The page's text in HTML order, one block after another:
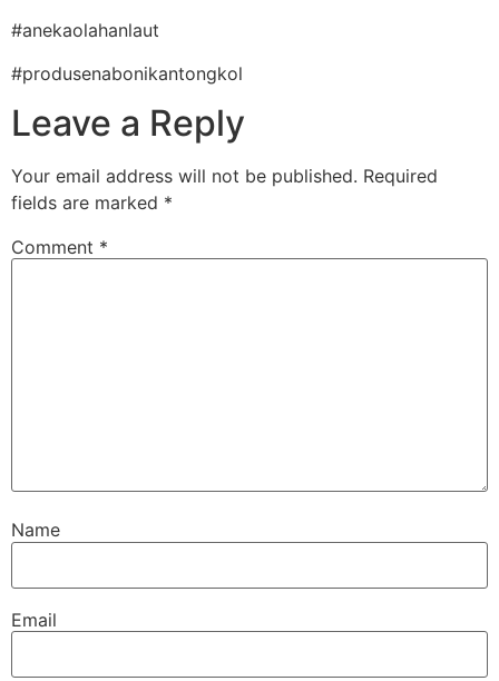
#anekaolahanlaut
#produsenabonikantongkol
Leave a Reply
Your email address will not be published. Required
fields are marked *
Comment *
Name
Email